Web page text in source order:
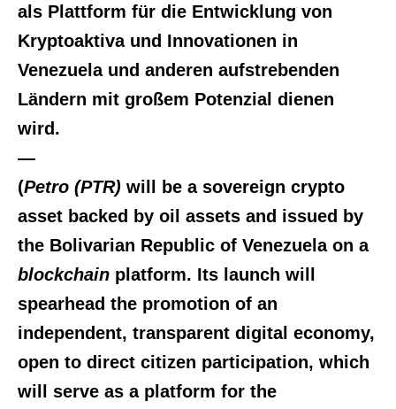
als Plattform für die Entwicklung von
Kryptoaktiva und Innovationen in
Venezuela und anderen aufstrebenden
Ländern mit großem Potenzial dienen
wird.
—
(Petro (PTR) will be a sovereign crypto
asset backed by oil assets and issued by
the Bolivarian Republic of Venezuela on a
blockchain platform. Its launch will
spearhead the promotion of an
independent, transparent digital economy,
open to direct citizen participation, which
will serve as a platform for the